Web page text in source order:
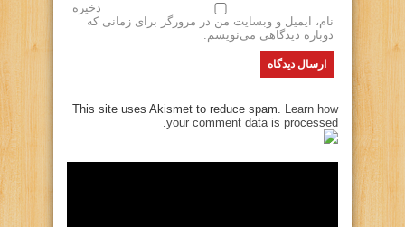
ذخیره
نام، ایمیل و وبسایت من در مرورگر برای زمانی که
دوباره دیدگاهی می‌نویسم.
This site uses Akismet to reduce spam. Learn how
your comment data is processed.